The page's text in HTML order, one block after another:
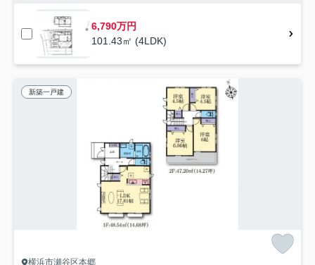
6,790万円
101.43㎡ (4LDK)
新築一戸建
横浜市瀬谷区本郷